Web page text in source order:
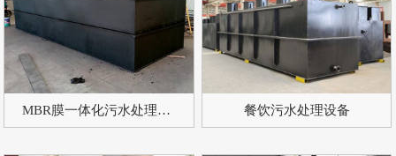
MBR膜一体化污水处理设备 餐饮污水处理设备